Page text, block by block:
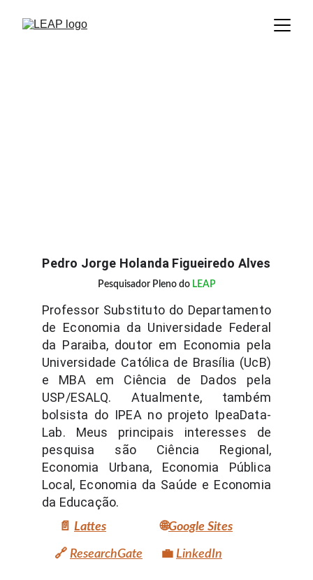
Professor Substituto do Departamento
de Economia da Universidade Federal
da Paraiba, doutor em Economia pela
Universidade Católica de Brasília (UcB)
e MBA em Ciência de Dados pela
USP/ESALQ. Atualmente, também
bolsista do IPEA no projeto IpeaData-
Lab. Meus principais interesses de
pesquisa são Ciência Regional,
Economia Urbana, Economia Pública
Local, Economia da Saúde e Economia
da Educação.
Pedro Jorge Holanda Figueiredo Alves
Pesquisador Pleno do LEAP
🌐Google Sites
📄 Lattes
🔗 ResearchGate 💼 LinkedIn